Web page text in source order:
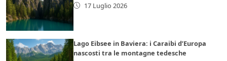
17 Luglio 2026
Lago Eibsee in Baviera: i Caraibi d’Europa
nascosti tra le montagne tedesche